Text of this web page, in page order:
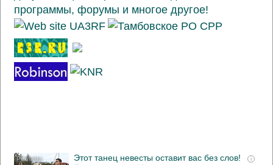
i
Этот танец невесты оставит вас без слов!